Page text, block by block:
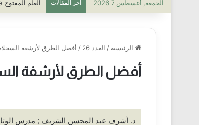
الجمعة, أغسطس 7 2026 اخر المقالات العلم المفتوح Open Science
الرئيسية / العدد 26 / أفضل الطرق لأرشفة
أفضل الطرق لأرشفة
د. أشرف عبد المحسن الشريف ; مدرس